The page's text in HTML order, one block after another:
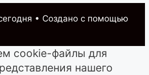
• Создано с помощью
cookie-файлы для
нашего